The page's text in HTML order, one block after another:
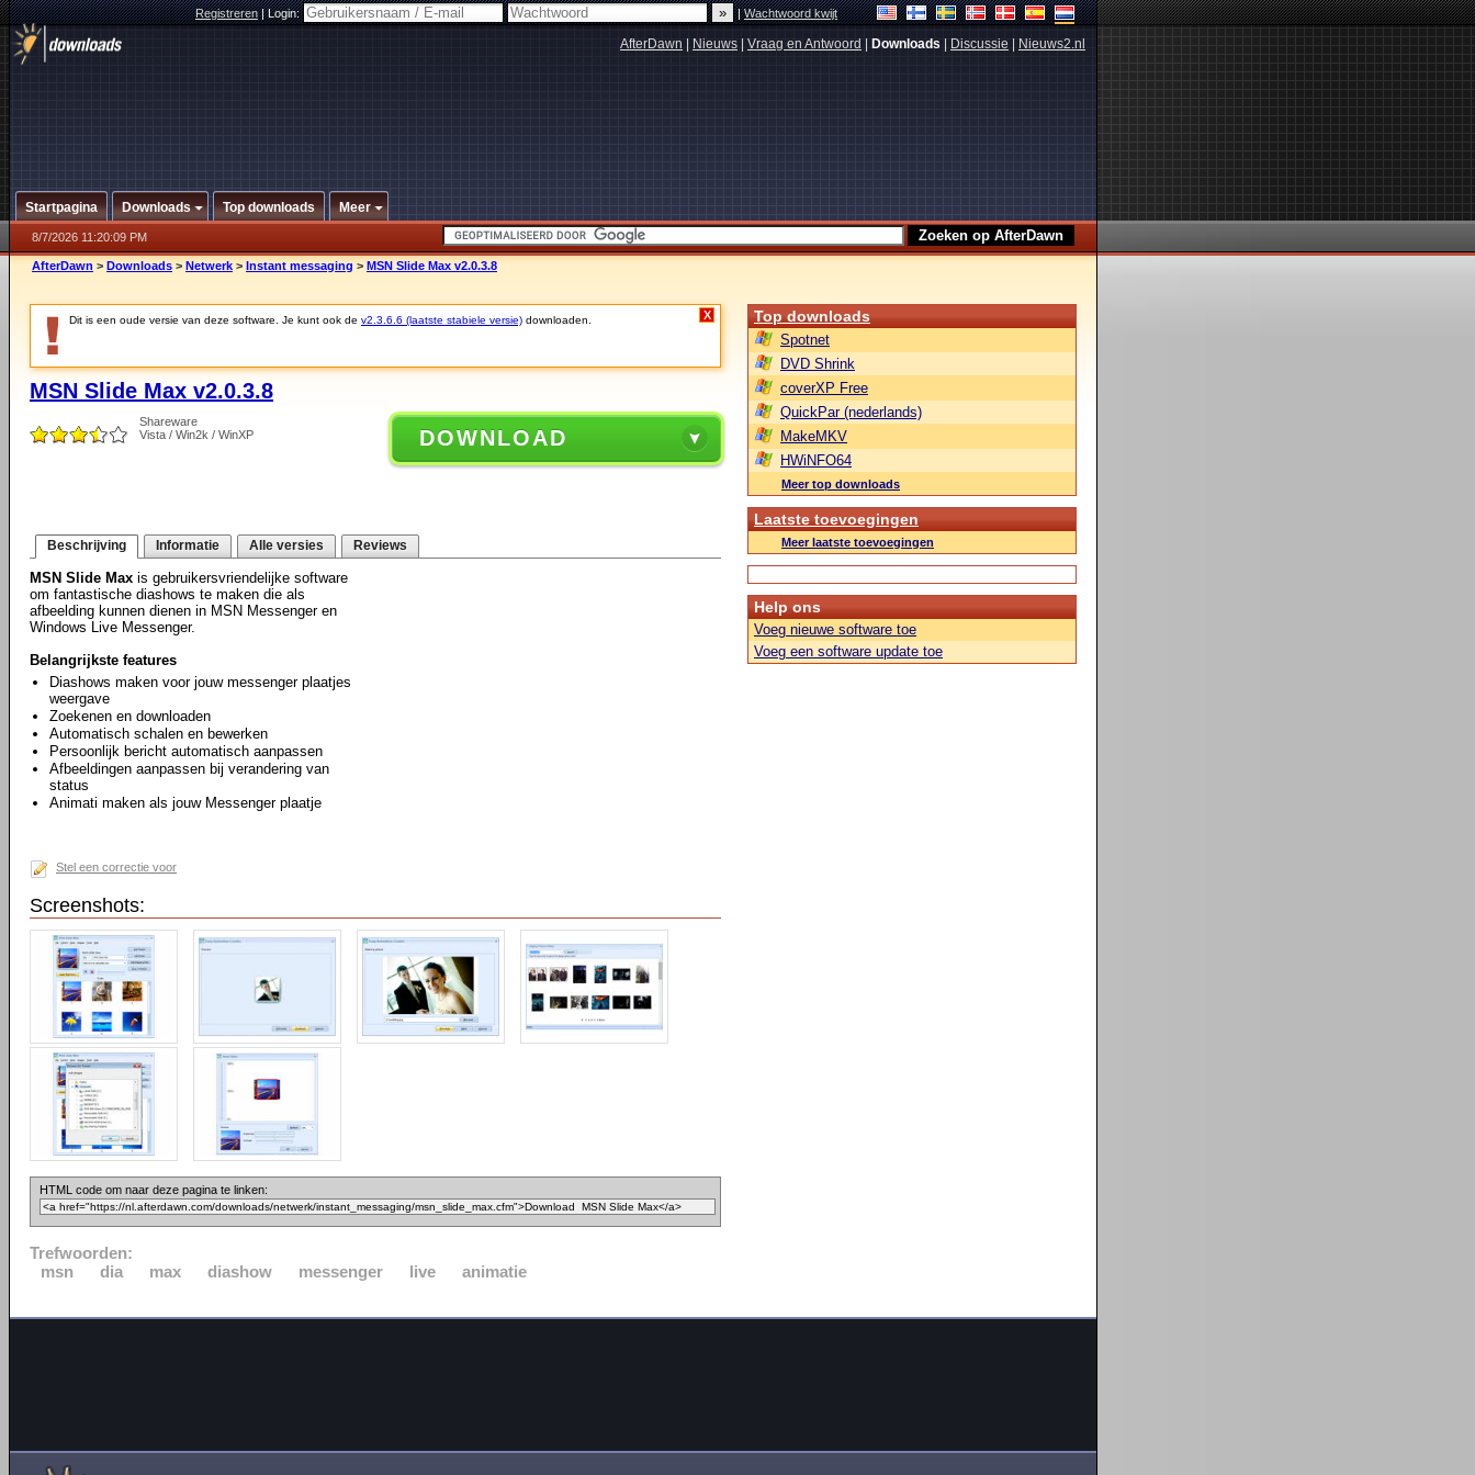
Registreren|Login: |Wachtwoord kwijt
AfterDawn Nieuws Vraag en Antwoord Downloads Discussie Nieuws2.nl
Startpagina Downloads Top downloads Meer
8/7/2026 11:20:09 PM
AfterDawn > Downloads > Netwerk > Instant messaging > MSN Slide Max v2.0.3.8
Dit is een oude versie van deze software. Je kunt ook de v2.3.6.6 (laatste stabiele versie) downloaden. X
MSN Slide Max v2.0.3.8
Shareware
Vista / Win2k / WinXP
DOWNLOAD
Beschrijving Informatie Alle versies Reviews
MSN Slide Max is gebruikersvriendelijke software
om fantastische diashows te maken die als
afbeelding kunnen dienen in MSN Messenger en
Windows Live Messenger.
Belangrijkste features
Diashows maken voor jouw messenger plaatjes
weergave
Zoekenen en downloaden
Automatisch schalen en bewerken
Persoonlijk bericht automatisch aanpassen
Afbeeldingen aanpassen bij verandering van
status
Animati maken als jouw Messenger plaatje
Stel een correctie voor
Screenshots:
HTML code om naar deze pagina te linken:
Trefwoorden:
msn
dia max diashow messenger live animatie
Top downloads
Spotnet
DVD Shrink
coverXP Free
QuickPar (nederlands)
MakeMKV
HWiNFO64
Meer top downloads
Laatste toevoegingen
Meer laatste toevoegingen
Help ons
Voeg nieuwe software toe
Voeg een software update toe